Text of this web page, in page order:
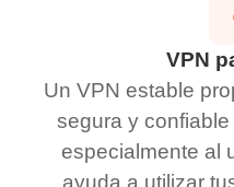
VPN
Un VPN estable
segura y
especialmente al
ayuda a utilizar